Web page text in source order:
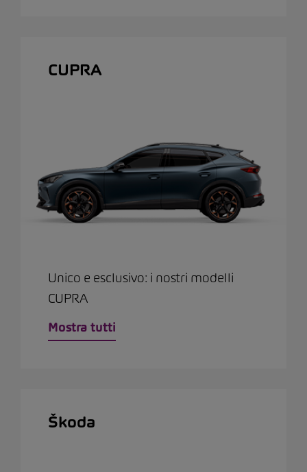
CUPRA
Unico e esclusivo: i nostri modelli
CUPRA
Mostra tutti
Škoda